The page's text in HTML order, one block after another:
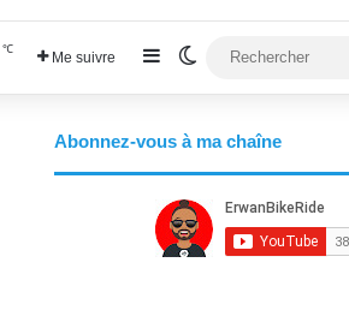
℃ Me suivre Sidebar (barre latérale)
Switch skin
Abonnez-vous à ma chaîne